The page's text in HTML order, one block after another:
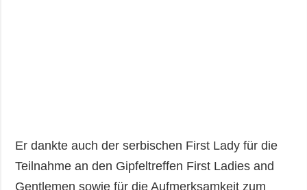
Er dankte auch der serbischen First Lady für die
Teilnahme an den Gipfeltreffen First Ladies and
Gentlemen sowie für die Aufmerksamkeit zum